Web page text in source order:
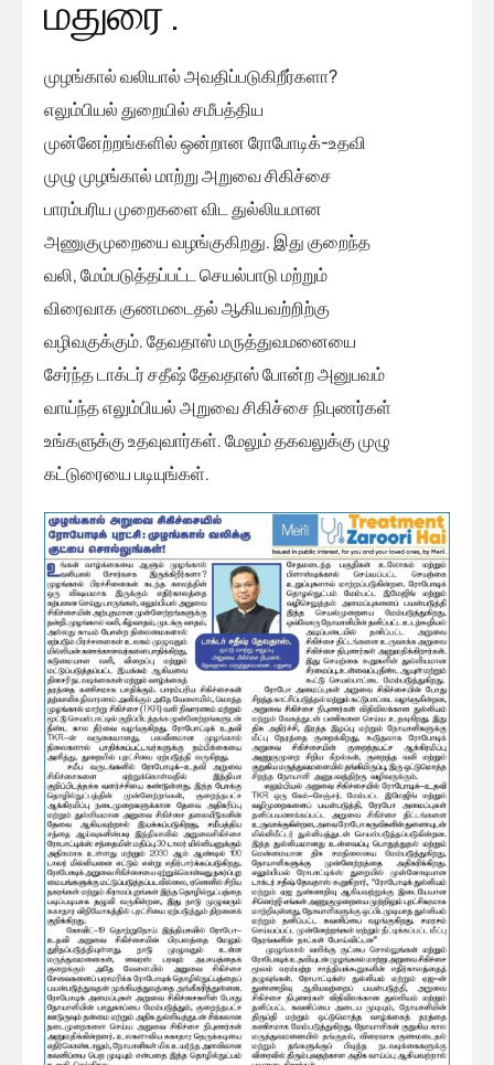
மதுரை .
முழங்கால் வலியால் அவதிப்படுகிறீர்களா?
எலும்பியல் துறையில் சமீபத்திய
முன்னேற்றங்களில் ஒன்றான ரோபோடிக்-உதவி
முழு முழங்கால் மாற்று அறுவை சிகிச்சை
பாரம்பரிய முறைகளை விட துல்லியமான
அணுகுமுறையை வழங்குகிறது. இது குறைந்த
வலி, மேம்படுத்தப்பட்ட செயல்பாடு மற்றும்
விரைவாக குணமடைதல் ஆகியவற்றிற்கு
வழிவகுக்கும். தேவதாஸ் மருத்துவமனையை
சேர்ந்த டாக்டர் சதீஷ் தேவதாஸ் போன்ற அனுபவம்
வாய்ந்த எலும்பியல் அறுவை சிகிச்சை நிபுணர்கள்
உங்களுக்கு உதவுவார்கள். மேலும் தகவலுக்கு முழு
கட்டுரையை படியுங்கள்.